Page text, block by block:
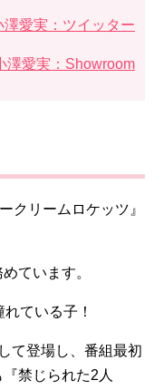
澤愛実：ツイッター
澤愛実：Showroom
クリームロケッツ』
ています。
ている子！
て登場し、番組最初
禁じられた2人